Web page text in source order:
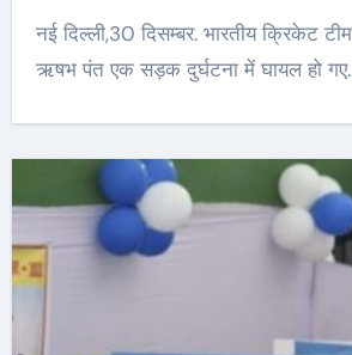
नई दिल्ली,30 दिसम्बर. भारतीय क्रिकेट टीम के होनहार खिलाड़ी
ऋषभ पंत एक सड़क दुर्घटना में घायल हो